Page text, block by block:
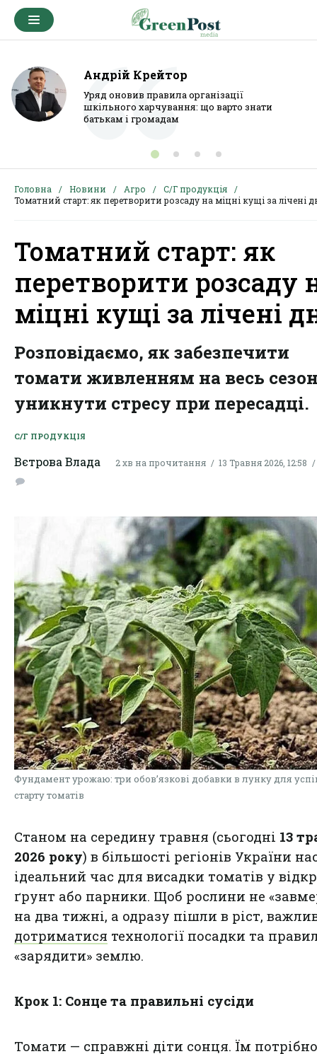
Андрій Крейтор
Уряд оновив правила організації
шкільного харчування: що варто знати
батькам і громадам
Головна Новини Агро
С/Г продукція
Томатний старт: як перетворити розсаду на міцні кущі за лічені
Томатний старт: як
перетворити розсаду
міцні кущі за лічені
Розповідаємо, як забезпечити
томати живленням на весь
уникнути стресу при пересадці.
С/Г ПРОДУКЦІЯ
Вєтрова Влада 2 хв на прочитання 13 Травня 2026, 12:58
Фундамент урожаю: три обов’язкові добавки в лунку для
старту томатів
Станом на середину травня (сьогодні 13
2026 року) в більшості регіонів України
ідеальний час для висадки томатів у
ґрунт або парники. Щоб рослини не
на два тижні, а одразу пішли в ріст,
дотриматися технології посадки та
«зарядити» землю.
Крок 1: Сонце та правильні сусіди
Томати — справжні діти сонця. Їм потрібно